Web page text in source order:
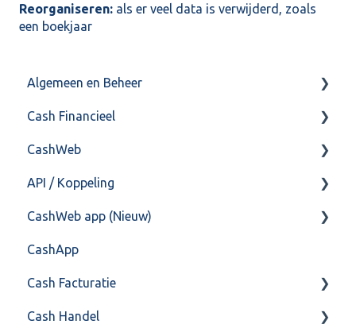
Reorganiseren: als er veel data is verwijderd, zoals
een boekjaar
Algemeen en Beheer
Bank(koppeling)
Import/Export
Postbus
Training & Consultancy
Overig
Cash Financieel
Boekhoud
Fiscaal
Overig
CashWeb
CashHero Layout
Mailen vanuit CASHWeb
Algemeen gebruik
API / Koppeling
Algemeen
Api 3.0 (SOAP API)
API 4.0 (REST API)
CashWeb app (Nieuw)
Veel gestelde vragen
CashApp
Cash Facturatie
Factureren
Cash Handel